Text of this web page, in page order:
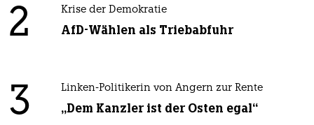
2 Krise der Demokratie
AfD-Wählen als Triebabfuhr
3 Linken-Politikerin von Angern zur Rente
„Dem Kanzler ist der Osten egal“